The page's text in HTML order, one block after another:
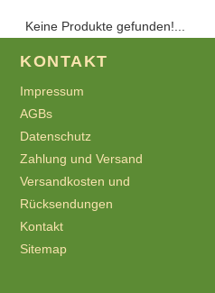
Keine Produkte gefunden!...
KONTAKT
Impressum
AGBs
Datenschutz
Zahlung und Versand
Versandkosten und
Rücksendungen
Kontakt
Sitemap